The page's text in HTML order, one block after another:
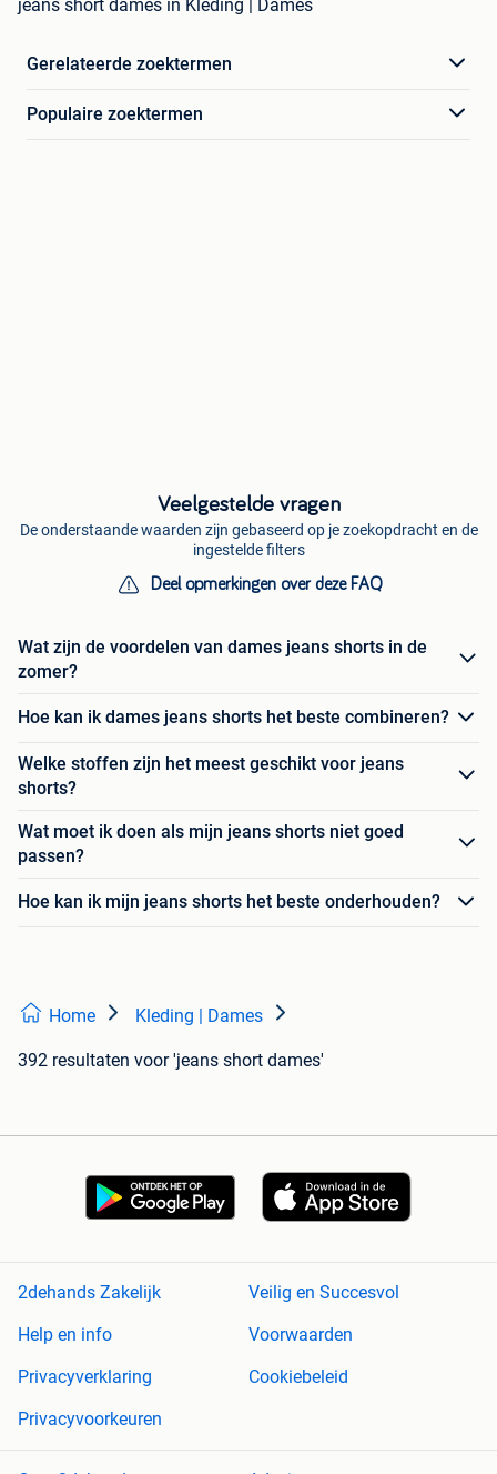
jeans short dames in Kleding | Dames
Gerelateerde zoektermen
Populaire zoektermen
Veelgestelde vragen
De onderstaande waarden zijn gebaseerd op je zoekopdracht en de
ingestelde filters
Deel opmerkingen over deze FAQ
Wat zijn de voordelen van dames jeans shorts in de
zomer?
Hoe kan ik dames jeans shorts het beste combineren?
Welke stoffen zijn het meest geschikt voor jeans
shorts?
Wat moet ik doen als mijn jeans shorts niet goed
passen?
Hoe kan ik mijn jeans shorts het beste onderhouden?
Home Kleding | Dames
392 resultaten voor 'jeans short dames'
2dehands Zakelijk
Veilig en Succesvol
Help en info
Voorwaarden
Privacyverklaring
Cookiebeleid
Privacyvoorkeuren